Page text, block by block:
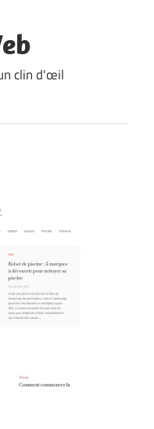
clin d'œil